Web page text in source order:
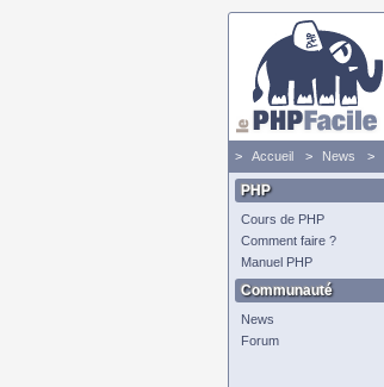
Accueil News
PHP
Cours de PHP
Comment faire ?
Manuel PHP
Communauté
News
Forum